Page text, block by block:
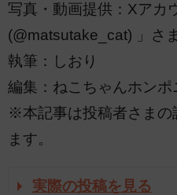
写真・動画提供：Xアカ
(@matsutake_cat) 」さま
執筆：しおり
編集：ねこちゃんホンポ
※本記事は投稿者さまの
ます。
実際の投稿を見る